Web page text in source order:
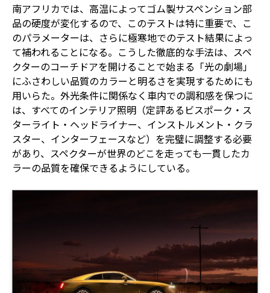
南アフリカでは、高温によってゴム製サスペンション部
品の硬度が変化するので、このテストは特に重要で、こ
のパラメーターは、さらに極寒地でのテスト結果によっ
て補われることになる。こうした徹底的な手法は、スペ
クターのコーチドアを開けることで始まる「光の劇場」
にふさわしい品質のカラーと明るさを実現するためにも
用いらた。外光条件に関係なく車内での調和感を保つに
は、すべてのインテリア照明（定評あるビスポーク・ス
ターライト・ヘッドライナー、インストルメント・クラ
スター、インターフェースなど）を完璧に調整する必要
があり、スペクターが世界のどこを走っても一貫したカ
ラーの品質を確保できるようにしている。